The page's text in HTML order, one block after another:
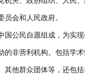
员会和人民政府。
公民自愿组成，为实现
的非营利机构。包括学
其他群众团体等，还包